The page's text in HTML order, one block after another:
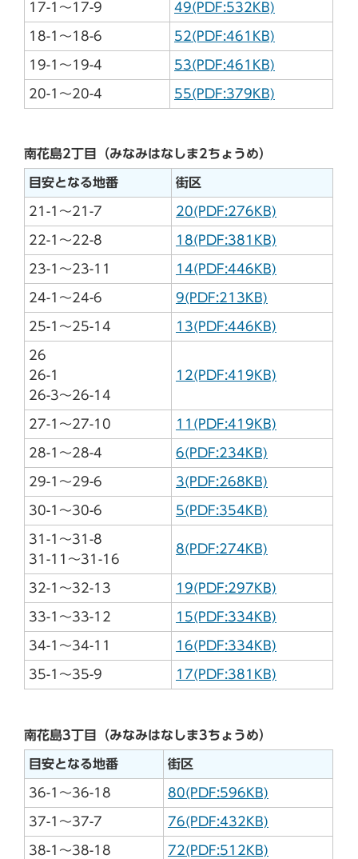
17-1～17-9 49(PDF:532KB)
18-1～18-6 52(PDF:461KB)
19-1～19-4 53(PDF:461KB)
20-1～20-4 55(PDF:379KB)
南花島2丁目（みなみはなしま2ちょうめ）
目安となる地番 街区
21-1～21-7 20(PDF:276KB)
22-1～22-8 18(PDF:381KB)
23-1～23-11 14(PDF:446KB)
24-1～24-6 9(PDF:213KB)
25-1～25-14 13(PDF:446KB)
26
26-1
26-3～26-14
12(PDF:419KB)
27-1～27-10 11(PDF:419KB)
28-1～28-4 6(PDF:234KB)
29-1～29-6 3(PDF:268KB)
30-1～30-6 5(PDF:354KB)
31-1～31-8
31-11～31-16
8(PDF:274KB)
32-1～32-13 19(PDF:297KB)
33-1～33-12 15(PDF:334KB)
34-1～34-11 16(PDF:334KB)
35-1～35-9 17(PDF:381KB)
南花島3丁目（みなみはなしま3ちょうめ）
目安となる地番 街区
36-1～36-18 80(PDF:596KB)
37-1～37-7 76(PDF:432KB)
38-1～38-18 72(PDF:512KB)